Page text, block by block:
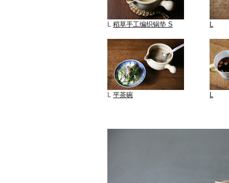
L 稻草手工编织锅垫 S L
L 平茶碗 L